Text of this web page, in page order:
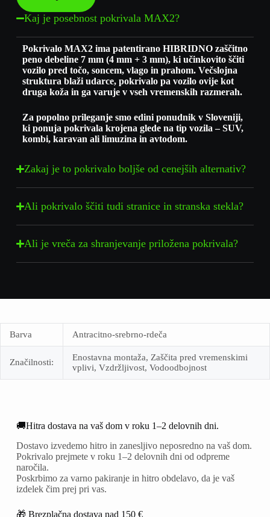
Kaj je posebnost pokrivala MAX2?
Pokrivalo MAX2 ima patentirano HIBRIDNO zaščitno
peno debeline 7 mm (4 mm + 3 mm), ki učinkovito ščiti
vozilo pred točo, soncem, vlago in prahom. Večslojna
struktura blaži udarce, pokrivalo pa vozilo ovije kot
druga koža in ga varuje v vseh vremenskih razmerah.
Za popolno prileganje smo edini ponudnik v Sloveniji,
ki ponuja pokrivala krojena glede na tip vozila – SUV,
kombi, karavan ali limuzina in avtodom.
Zakaj je to pokrivalo boljše od cenejših alternativ?
Ali pokrivalo ščiti tudi stranice in stranska stekla?
Ali je vreča za shranjevanje priložena pokrivala?
Barva Antracitno-srebrno-rdeča
Značilnosti:
Enostavna montaža, Zaščita pred vremenskimi
vplivi, Vzdržljivost, Vodoodbojnost
🚚Hitra dostava na vaš dom v roku 1–2 delovnih dni.
Dostavo izvedemo hitro in zanesljivo neposredno na vaš dom.
Pokrivalo prejmete v roku 1–2 delovnih dni od odpreme
naročila.
Poskrbimo za varno pakiranje in hitro obdelavo, da je vaš
izdelek čim prej pri vas.
🎁 Brezplačna dostava nad 150 €